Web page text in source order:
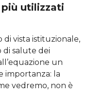
utilizzati
vista istituzionale,
di salute dei
un
importanza: la
vedremo, non è